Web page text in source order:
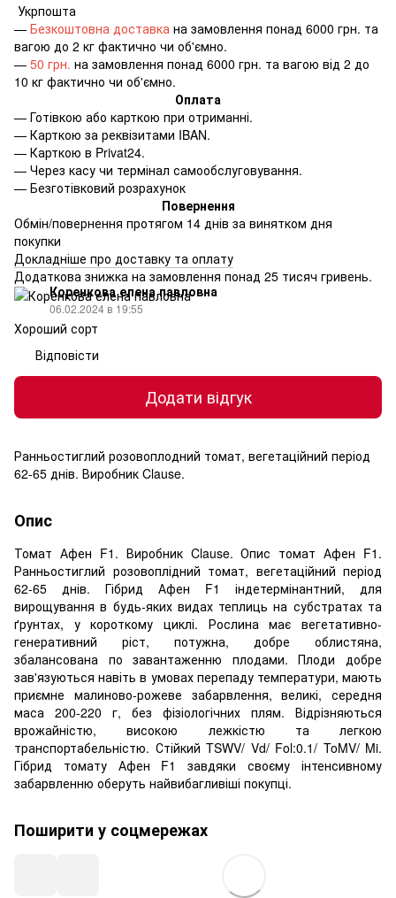
Укрпошта
— Безкоштовна доставка на замовлення понад 6000 грн. та
вагою до 2 кг фактично чи об'ємно.
— 50 грн. на замовлення понад 6000 грн. та вагою від 2 до
10 кг фактично чи об'ємно.
Оплата
— Готівкою або карткою при отриманні.
— Карткою за реквізитами IBAN.
— Карткою в Privat24.
— Через касу чи термінал самообслуговування.
— Безготівковий розрахунок
Повернення
Обмін/повернення протягом 14 днів за винятком дня
покупки
Докладніше про доставку та оплату
Додаткова знижка на замовлення понад 25 тисяч гривень.
Коренкова елена павловна
06.02.2024 в 19:55
Хороший сорт
Відповісти
Додати відгук
Ранньостиглий розовоплодний томат, вегетаційний період
62-65 днів. Виробник Clause.
Опис
Томат Афен F1. Виробник Clause. Опис томат Афен F1.
Ранньостиглий розовоплідний томат, вегетаційний період
62-65 днів. Гібрид Афен F1 індетермінантний, для
вирощування в будь-яких видах теплиць на субстратах та
ґрунтах, у короткому циклі. Рослина має вегетативно-
генеративний ріст, потужна, добре облистяна,
збалансована по завантаженню плодами. Плоди добре
зав'язуються навіть в умовах перепаду температури, мають
приємне малиново-рожеве забарвлення, великі, середня
маса 200-220 г, без фізіологічних плям. Відрізняються
врожайністю, високою лежкістю та легкою
транспортабельністю. Стійкий TSWV/ Vd/ Fol:0.1/ ToMV/ Mi.
Гібрид томату Афен F1 завдяки своєму інтенсивному
забарвленню оберуть найвибагливіші покупці.
Поширити у соцмережах